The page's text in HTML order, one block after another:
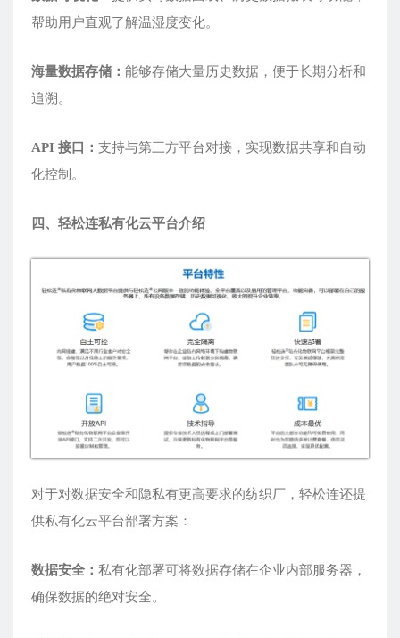
帮助用户直观了解温湿度变化。
海量数据存储： 能够存储大量历史数据，便于长期分析和
追溯。
API 接口： 支持与第三方平台对接，实现数据共享和自动
化控制。
四、轻松连私有化云平台介绍
对于对数据安全和隐私有更高要求的纺织厂，轻松连还提
供私有化云平台部署方案：
数据安全： 私有化部署可将数据存储在企业内部服务器，
确保数据的绝对安全。